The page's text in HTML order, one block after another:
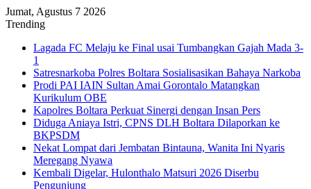
Jumat, Agustus 7 2026
Trending
Lagada FC Melaju ke Final usai Tumbangkan Gajah Mada 3-
1
Satresnarkoba Polres Boltara Sosialisasikan Bahaya Narkoba
Prodi PAI IAIN Sultan Amai Gorontalo Matangkan
Kurikulum OBE
Kapolres Boltara Perkuat Sinergi dengan Insan Pers
Diduga Aniaya Istri, CPNS DLH Boltara Dilaporkan ke
BKPSDM
Nekat Lompat dari Jembatan Bintauna, Wanita Ini Nyaris
Meregang Nyawa
Kembali Digelar, Hulonthalo Matsuri 2026 Diserbu
Pengunjung